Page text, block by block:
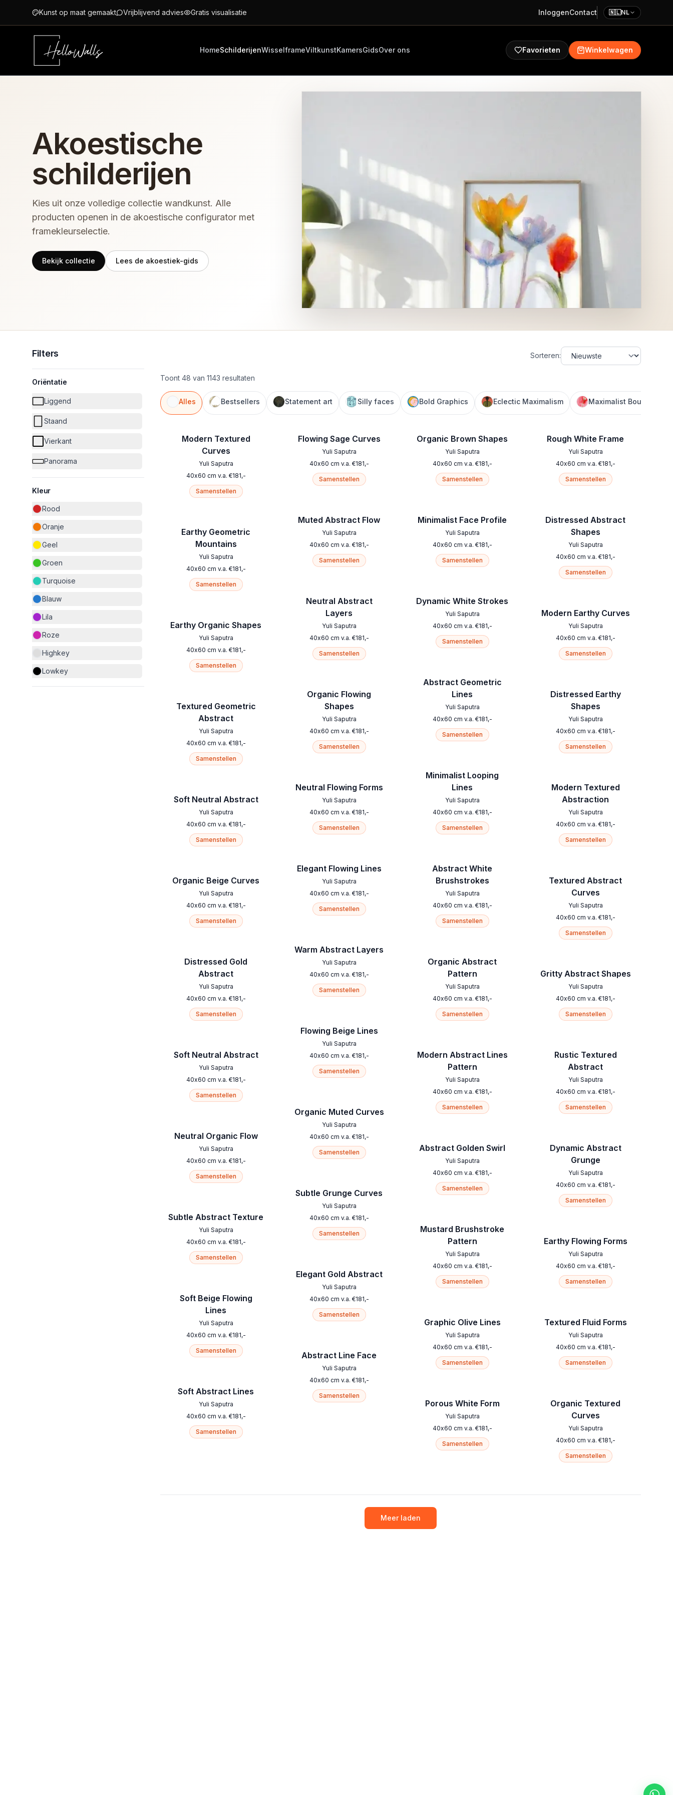
Kunst op maat gemaakt Vrijblijvend advies Gratis visualisatie InloggenContact 🇳🇱NL
HomeSchilderijenWisselframeViltkunstKamersGidsOver ons Favorieten Winkelwagen
Akoestische
schilderijen
Kies uit onze volledige collectie wandkunst. Alle
producten openen in de akoestische configurator met
framekleurselectie.
Bekijk collectie Lees de akoestiek-gids
Filters
Oriëntatie
Liggend
Staand
Vierkant
Panorama
Kleur
Rood
Oranje
Geel
Groen
Turquoise
Blauw
Lila
Roze
Highkey
Lowkey
Sorteren:
Toont 48 van 1143 resultaten
Alles Bestsellers Statement art Silly faces Bold Graphics Eclectic Maximalism Maximalist Bouquet
Modern Textured
Curves
Yuli Saputra
40x60 cm v.a. €181,-
Samenstellen
Earthy Geometric
Mountains
Yuli Saputra
40x60 cm v.a. €181,-
Samenstellen
Earthy Organic Shapes
Yuli Saputra
40x60 cm v.a. €181,-
Samenstellen
Textured Geometric
Abstract
Yuli Saputra
40x60 cm v.a. €181,-
Samenstellen
Soft Neutral Abstract
Yuli Saputra
40x60 cm v.a. €181,-
Samenstellen
Organic Beige Curves
Yuli Saputra
40x60 cm v.a. €181,-
Samenstellen
Distressed Gold
Abstract
Yuli Saputra
40x60 cm v.a. €181,-
Samenstellen
Soft Neutral Abstract
Yuli Saputra
40x60 cm v.a. €181,-
Samenstellen
Neutral Organic Flow
Yuli Saputra
40x60 cm v.a. €181,-
Samenstellen
Subtle Abstract Texture
Yuli Saputra
40x60 cm v.a. €181,-
Samenstellen
Soft Beige Flowing
Lines
Yuli Saputra
40x60 cm v.a. €181,-
Samenstellen
Soft Abstract Lines
Yuli Saputra
40x60 cm v.a. €181,-
Samenstellen
Flowing Sage Curves
Yuli Saputra
40x60 cm v.a. €181,-
Samenstellen
Muted Abstract Flow
Yuli Saputra
40x60 cm v.a. €181,-
Samenstellen
Neutral Abstract
Layers
Yuli Saputra
40x60 cm v.a. €181,-
Samenstellen
Organic Flowing
Shapes
Yuli Saputra
40x60 cm v.a. €181,-
Samenstellen
Neutral Flowing Forms
Yuli Saputra
40x60 cm v.a. €181,-
Samenstellen
Elegant Flowing Lines
Yuli Saputra
40x60 cm v.a. €181,-
Samenstellen
Warm Abstract Layers
Yuli Saputra
40x60 cm v.a. €181,-
Samenstellen
Flowing Beige Lines
Yuli Saputra
40x60 cm v.a. €181,-
Samenstellen
Organic Muted Curves
Yuli Saputra
40x60 cm v.a. €181,-
Samenstellen
Subtle Grunge Curves
Yuli Saputra
40x60 cm v.a. €181,-
Samenstellen
Elegant Gold Abstract
Yuli Saputra
40x60 cm v.a. €181,-
Samenstellen
Abstract Line Face
Yuli Saputra
40x60 cm v.a. €181,-
Samenstellen
Organic Brown Shapes
Yuli Saputra
40x60 cm v.a. €181,-
Samenstellen
Minimalist Face Profile
Yuli Saputra
40x60 cm v.a. €181,-
Samenstellen
Dynamic White Strokes
Yuli Saputra
40x60 cm v.a. €181,-
Samenstellen
Abstract Geometric
Lines
Yuli Saputra
40x60 cm v.a. €181,-
Samenstellen
Minimalist Looping
Lines
Yuli Saputra
40x60 cm v.a. €181,-
Samenstellen
Abstract White
Brushstrokes
Yuli Saputra
40x60 cm v.a. €181,-
Samenstellen
Organic Abstract
Pattern
Yuli Saputra
40x60 cm v.a. €181,-
Samenstellen
Modern Abstract Lines
Pattern
Yuli Saputra
40x60 cm v.a. €181,-
Samenstellen
Abstract Golden Swirl
Yuli Saputra
40x60 cm v.a. €181,-
Samenstellen
Mustard Brushstroke
Pattern
Yuli Saputra
40x60 cm v.a. €181,-
Samenstellen
Graphic Olive Lines
Yuli Saputra
40x60 cm v.a. €181,-
Samenstellen
Porous White Form
Yuli Saputra
40x60 cm v.a. €181,-
Samenstellen
Rough White Frame
Yuli Saputra
40x60 cm v.a. €181,-
Samenstellen
Distressed Abstract
Shapes
Yuli Saputra
40x60 cm v.a. €181,-
Samenstellen
Modern Earthy Curves
Yuli Saputra
40x60 cm v.a. €181,-
Samenstellen
Distressed Earthy
Shapes
Yuli Saputra
40x60 cm v.a. €181,-
Samenstellen
Modern Textured
Abstraction
Yuli Saputra
40x60 cm v.a. €181,-
Samenstellen
Textured Abstract
Curves
Yuli Saputra
40x60 cm v.a. €181,-
Samenstellen
Gritty Abstract Shapes
Yuli Saputra
40x60 cm v.a. €181,-
Samenstellen
Rustic Textured
Abstract
Yuli Saputra
40x60 cm v.a. €181,-
Samenstellen
Dynamic Abstract
Grunge
Yuli Saputra
40x60 cm v.a. €181,-
Samenstellen
Earthy Flowing Forms
Yuli Saputra
40x60 cm v.a. €181,-
Samenstellen
Textured Fluid Forms
Yuli Saputra
40x60 cm v.a. €181,-
Samenstellen
Organic Textured
Curves
Yuli Saputra
40x60 cm v.a. €181,-
Samenstellen
Meer laden